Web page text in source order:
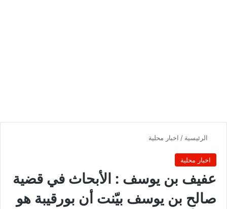
الرئيسية / اخبار محلية
اخبار محلية
عفيف بن يوسف : الأبحاث في قضية
صالح بن يوسف بيّنت أن بورقيبة هو